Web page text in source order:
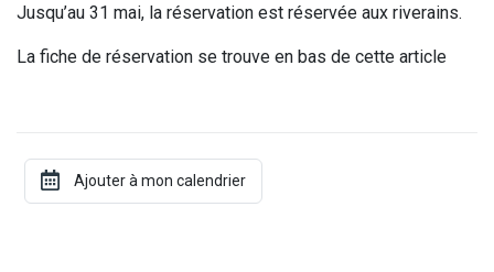
Jusqu’au 31 mai, la réservation est réservée aux riverains.
La fiche de réservation se trouve en bas de cette article